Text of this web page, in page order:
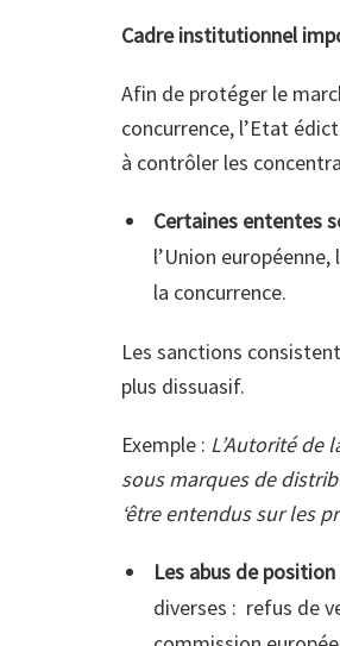
Cadre institutionnel
Afin de protéger le
concurrence, l’Etat
à contrôler les
Certaines ententes
l’Union
la concurrence.
Les sanctions
plus dissuasif.
Exemple : L’Autorité de
sous marques de
‘être entendus sur les
Les abus de
diverses : refus de